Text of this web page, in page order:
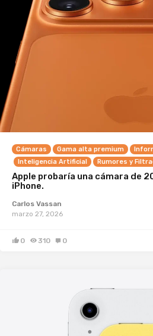
Cámaras Gama alta premium
Inteligencia Artificial
Rumores y
Apple probaría una cámara de
iPhone.
Carlos Vassan
marzo 27, 2026
0 310 0